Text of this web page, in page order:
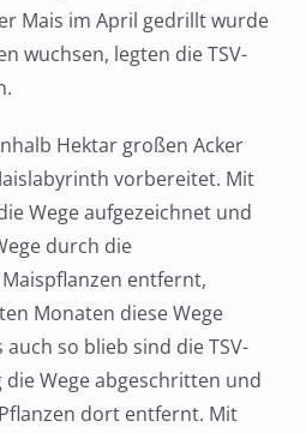
Mais im April gedrillt wurde
wuchsen, legten die TSV-
Hektar großen Acker
vorbereitet. Mit
Wege aufgezeichnet und
durch die
entfernt,
Monaten diese Wege
so blieb sind die TSV-
Wege abgeschritten und
dort entfernt. Mit